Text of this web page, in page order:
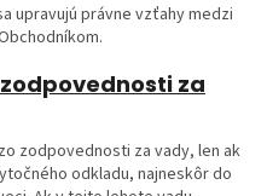
upravujú právne vzťahy medzi
za
zodpovednosti za vady, len ak
odkladu, najneskôr do